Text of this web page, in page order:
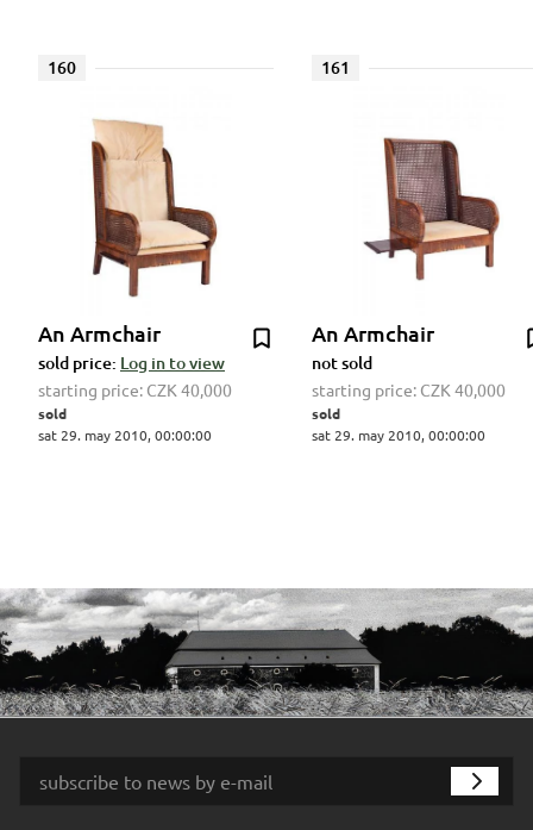
160
An Armchair
sold price: Log in to view
starting price: CZK 40,000
sold
sat 29. may 2010, 00:00:00
161
An Armchair
not sold
starting price: CZK 40,000
sold
sat 29. may 2010, 00:00:00